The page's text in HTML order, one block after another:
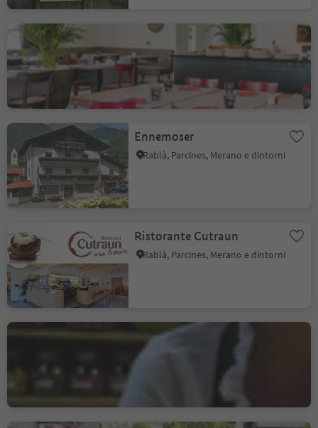
Pizzeria SEM
Tel, Parcines, Merano e dintorni
Ennemoser
Rablà, Parcines, Merano e dintorni
Ristorante Cutraun
Rablà, Parcines, Merano e dintorni
Ristorante Bad Egart
Onkel Taa
Tel, Parcines, Merano e dintorni